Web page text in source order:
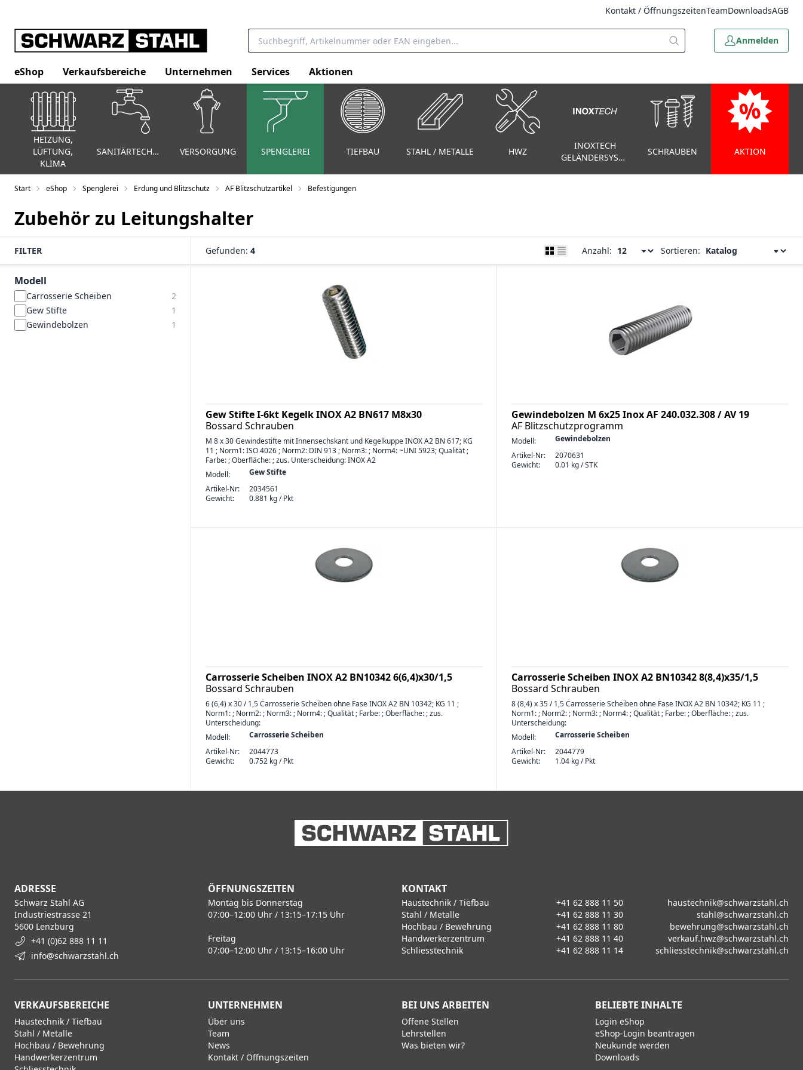
Kontakt / ÖffnungszeitenTeamDownloadsAGB
Anmelden
eShop Verkaufsbereiche Unternehmen Services Aktionen
HEIZUNG,
LÜFTUNG,
KLIMA
SANITÄRTECHNIK VERSORGUNG SPENGLEREI TIEFBAU STAHL / METALLE HWZ
INOXTECH
GELÄNDERSYSTEM
SCHRAUBEN AKTION
Start eShop Spenglerei Erdung und Blitzschutz AF Blitzschutzartikel Befestigungen
Zubehör zu Leitungshalter
FILTER
Modell
Carrosserie Scheiben
2
Gew Stifte
1
Gewindebolzen
1
Gefunden: 4 Anzahl: Sortieren:
Gew Stifte I-6kt Kegelk INOX A2 BN617 M8x30
Bossard Schrauben
M 8 x 30 Gewindestifte mit Innensechskant und Kegelkuppe INOX A2 BN 617; KG
11 ; Norm1: ISO 4026 ; Norm2: DIN 913 ; Norm3: ; Norm4: ~UNI 5923; Qualität ;
Farbe: ; Oberfläche: ; zus. Unterscheidung: INOX A2
Modell:
Gew Stifte
Artikel-Nr:
2034561
Gewicht:
0.881 kg / Pkt
Gewindebolzen M 6x25 Inox AF 240.032.308 / AV 19
AF Blitzschutzprogramm
Modell:
Gewindebolzen
Artikel-Nr:
2070631
Gewicht:
0.01 kg / STK
Carrosserie Scheiben INOX A2 BN10342 6(6,4)x30/1,5
Bossard Schrauben
6 (6,4) x 30 / 1,5 Carrosserie Scheiben ohne Fase INOX A2 BN 10342; KG 11 ;
Norm1: ; Norm2: ; Norm3: ; Norm4: ; Qualität ; Farbe: ; Oberfläche: ; zus.
Unterscheidung:
Modell:
Carrosserie Scheiben
Artikel-Nr:
2044773
Gewicht:
0.752 kg / Pkt
Carrosserie Scheiben INOX A2 BN10342 8(8,4)x35/1,5
Bossard Schrauben
8 (8,4) x 35 / 1,5 Carrosserie Scheiben ohne Fase INOX A2 BN 10342; KG 11 ;
Norm1: ; Norm2: ; Norm3: ; Norm4: ; Qualität ; Farbe: ; Oberfläche: ; zus.
Unterscheidung:
Modell:
Carrosserie Scheiben
Artikel-Nr:
2044779
Gewicht:
1.04 kg / Pkt
ADRESSE
Schwarz Stahl AG
Industriestrasse 21
5600 Lenzburg
+41 (0)62 888 11 11
info@schwarzstahl.ch
ÖFFNUNGSZEITEN
Montag bis Donnerstag
07:00–12:00 Uhr / 13:15–17:15 Uhr
Freitag
07:00–12:00 Uhr / 13:15–16:00 Uhr
KONTAKT
Haustechnik / Tiefbau +41 62 888 11 50
haustechnik@schwarzstahl.ch
Stahl / Metalle
+41 62 888 11 30
stahl@schwarzstahl.ch
Hochbau / Bewehrung
+41 62 888 11 80
bewehrung@schwarzstahl.ch
Handwerkerzentrum
+41 62 888 11 40
verkauf.hwz@schwarzstahl.ch
Schliesstechnik
+41 62 888 11 14 schliesstechnik@schwarzstahl.ch
VERKAUFSBEREICHE
Haustechnik / Tiefbau
Stahl / Metalle
Hochbau / Bewehrung
Handwerkerzentrum
UNTERNEHMEN
Über uns
Team
News
Kontakt / Öffnungszeiten
BEI UNS ARBEITEN
Offene Stellen
Lehrstellen
Was bieten wir?
BELIEBTE INHALTE
Login eShop
eShop-Login beantragen
Neukunde werden
Downloads